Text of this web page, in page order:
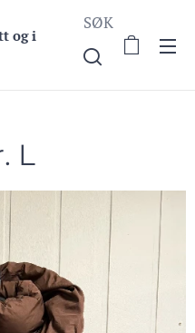
og i
SØK
L